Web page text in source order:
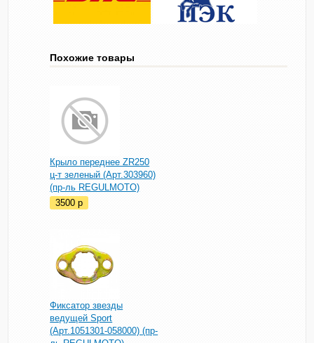
Похожие товары
Крыло переднее ZR250
ц-т зеленый (Арт.303960)
(пр-ль REGULMOTO)
3500p
Фиксатор звезды
ведущей Sport
(Арт.1051301-058000) (пр-